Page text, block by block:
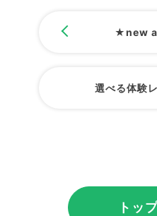
★new
選べる体験
トッ